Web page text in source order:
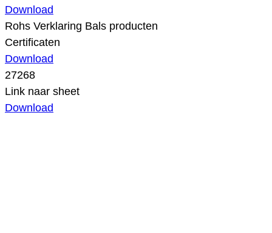
Download
Rohs Verklaring Bals producten
Certificaten
Download
27268
Link naar sheet
Download